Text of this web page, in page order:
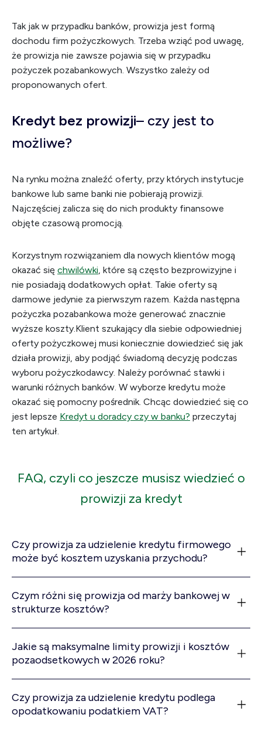
Tak jak w przypadku banków, prowizja jest formą
dochodu firm pożyczkowych. Trzeba wziąć pod uwagę,
że prowizja nie zawsze pojawia się w przypadku
pożyczek pozabankowych. Wszystko zależy od
proponowanych ofert.
Kredyt bez prowizji– czy jest to
możliwe?
Na rynku można znaleźć oferty, przy których instytucje
bankowe lub same banki nie pobierają prowizji.
Najczęściej zalicza się do nich produkty finansowe
objęte czasową promocją.
Korzystnym rozwiązaniem dla nowych klientów mogą
okazać się chwilówki, które są często bezprowizyjne i
nie posiadają dodatkowych opłat. Takie oferty są
darmowe jedynie za pierwszym razem. Każda następna
pożyczka pozabankowa może generować znacznie
wyższe koszty.Klient szukający dla siebie odpowiedniej
oferty pożyczkowej musi koniecznie dowiedzieć się jak
działa prowizji, aby podjąć świadomą decyzję podczas
wyboru pożyczkodawcy. Należy porównać stawki i
warunki różnych banków. W wyborze kredytu może
okazać się pomocny pośrednik. Chcąc dowiedzieć się co
jest lepsze Kredyt u doradcy czy w banku? przeczytaj
ten artykuł.
FAQ, czyli co jeszcze musisz wiedzieć o
prowizji za kredyt
Czy prowizja za udzielenie kredytu firmowego
może być kosztem uzyskania przychodu?
Czym różni się prowizja od marży bankowej w
strukturze kosztów?
Jakie są maksymalne limity prowizji i kosztów
pozaodsetkowych w 2026 roku?
Czy prowizja za udzielenie kredytu podlega
opodatkowaniu podatkiem VAT?